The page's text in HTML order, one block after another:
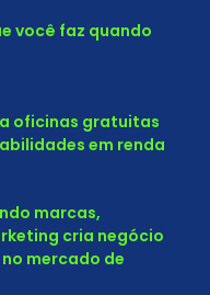
você faz quando
oficinas gratuitas
em renda
marcas,
cria negócio
mercado de